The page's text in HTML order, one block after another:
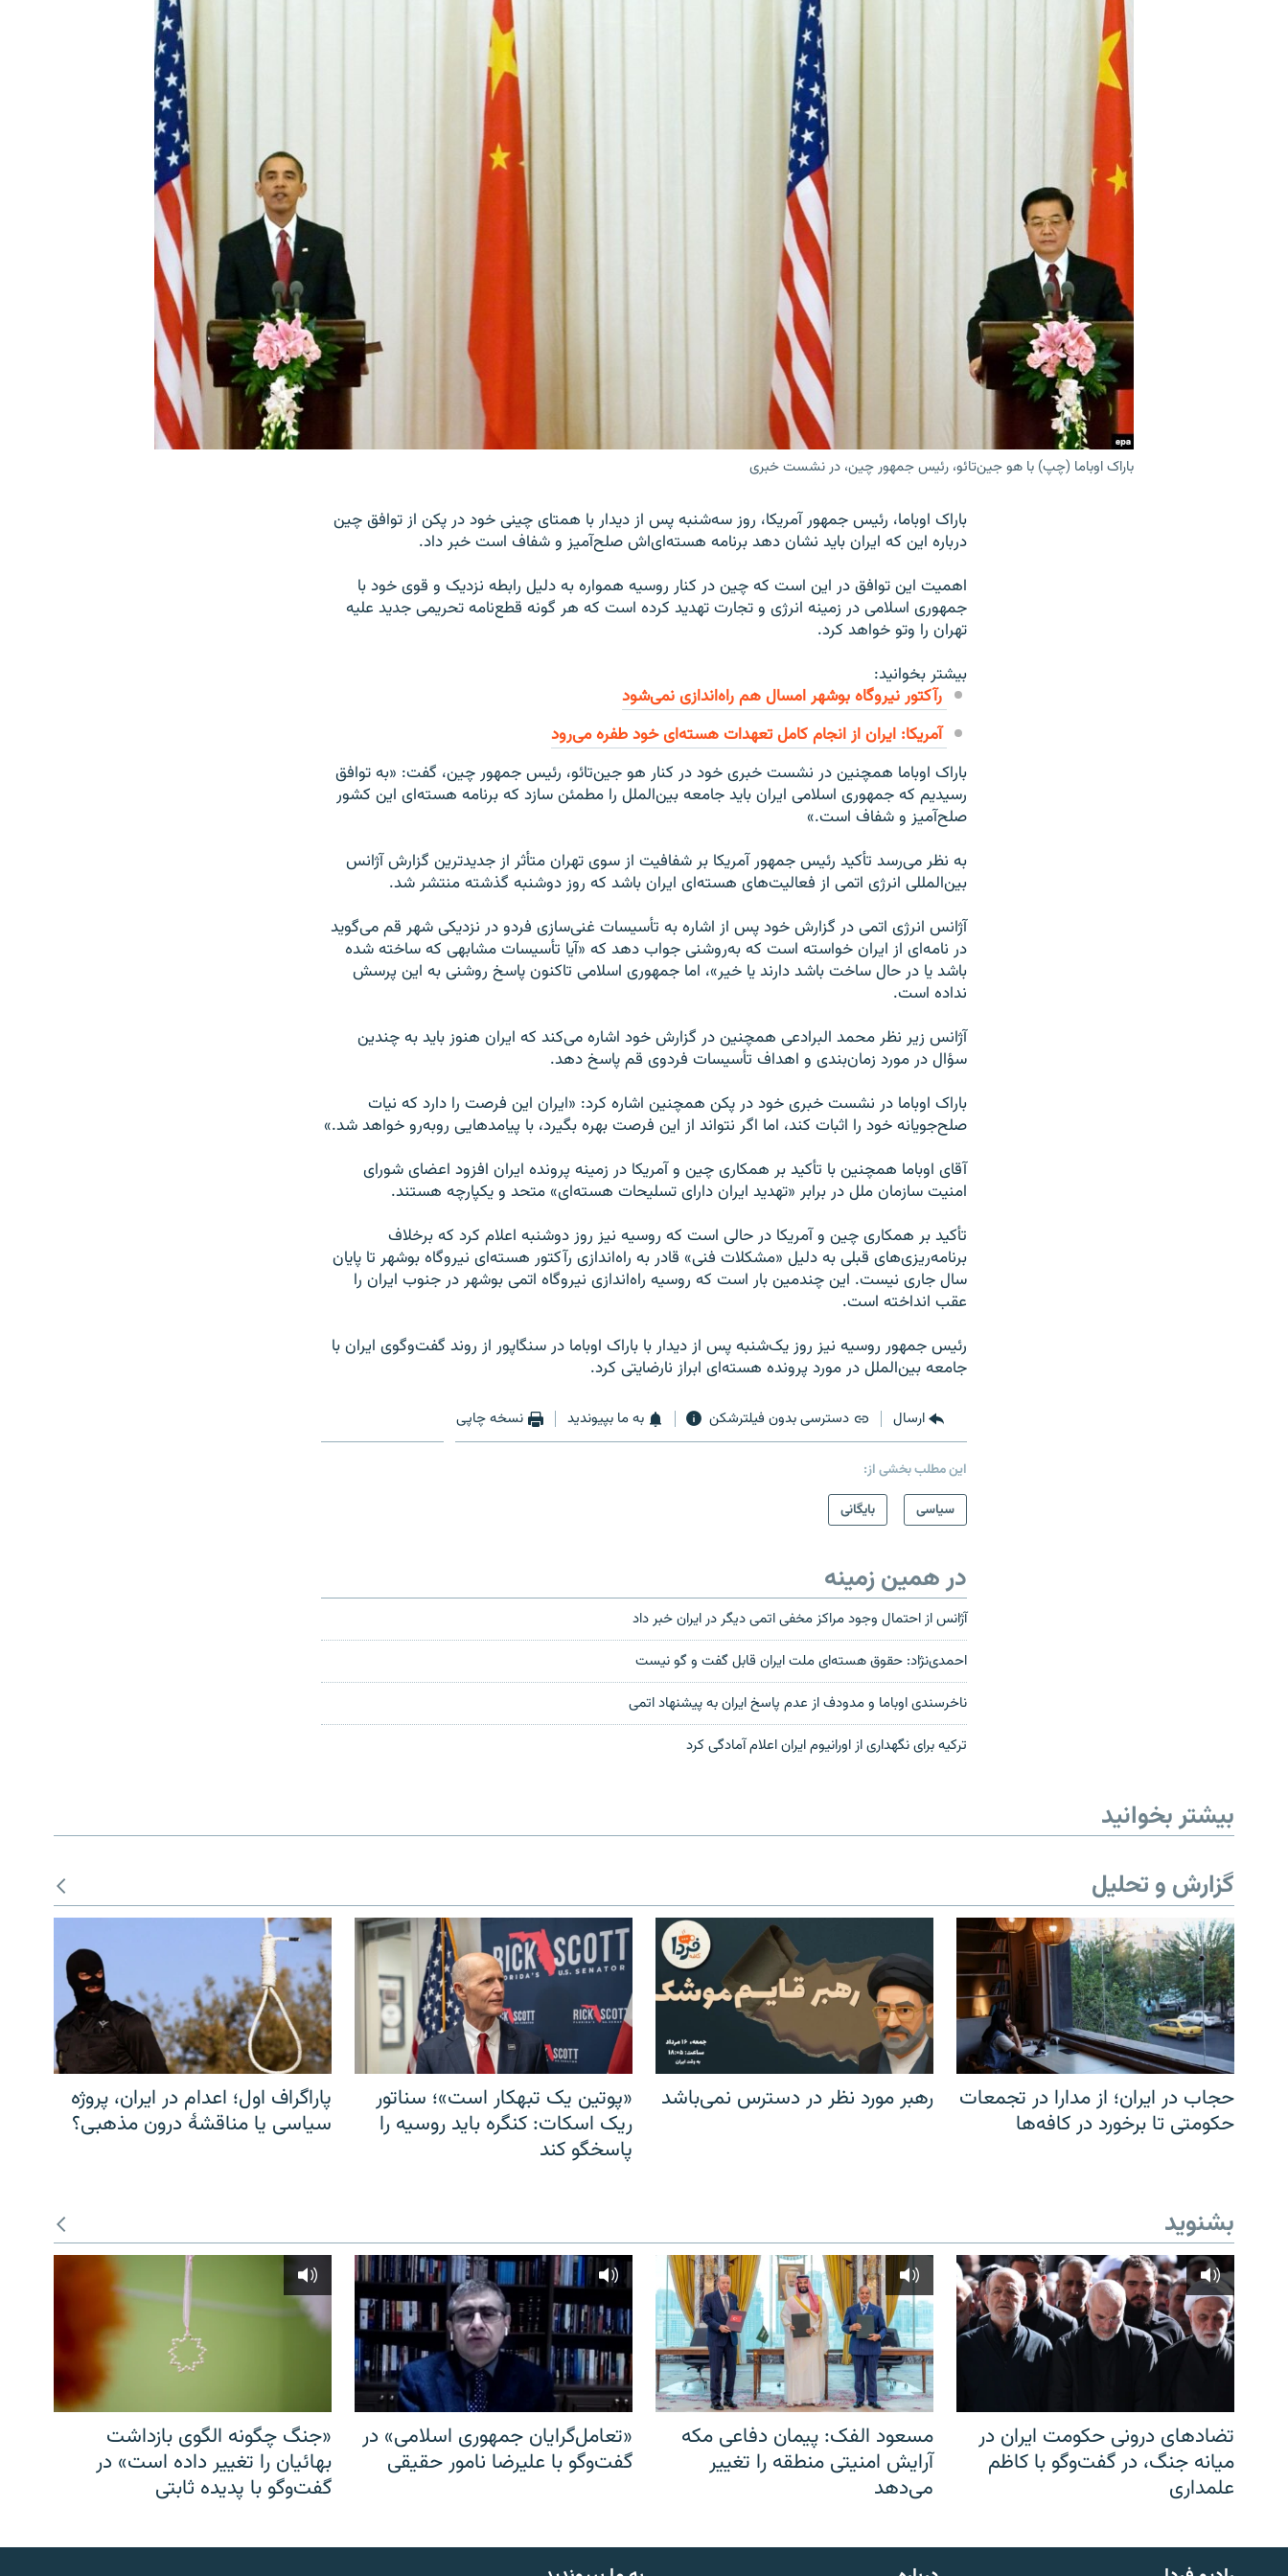
English
باراک اوباما (چپ) با هو جین‌تائو، رئیس جمهور چین، در نشست خبری
باراک اوباما، رئیس جمهور آمریکا، روز سه‌شنبه پس از دیدار با همتای چینی خود در پکن از توافق چین
درباره این که ایران باید نشان دهد برنامه هسته‌ای‌اش صلح‌آمیز و شفاف است خبر داد.
اهمیت این توافق در این است که چین در کنار روسیه همواره به دلیل رابطه نزدیک و قوی خود با
جمهوری اسلامی در زمینه انرژی و تجارت تهدید کرده است که هر گونه قطع‌نامه تحریمی جدید علیه
تهران را وتو خواهد کرد.
بیشتر بخوانید:
رآکتور نیروگاه بوشهر امسال هم راه‌اندازی نمی‌شود
آمريكا: ايران از انجام کامل تعهدات هسته‌اى خود طفره می‌رود
باراک اوباما همچنین در نشست خبری خود در کنار هو جین‌تائو، رئیس جمهور چین، گفت: «به توافق
رسیدیم که جمهوری اسلامی ایران باید جامعه بین‌الملل را مطمئن سازد که برنامه هسته‌ای این کشور
صلح‌آمیز و شفاف است.»
به نظر می‌رسد تأکید رئیس جمهور آمریکا بر شفافیت از سوی تهران متأثر از جدیدترین گزارش آژانس
بین‌المللی انرژی اتمی از فعالیت‌های هسته‌ای ایران باشد که روز دوشنبه گذشته منتشر شد.
آژانس انرژی اتمی در گزارش خود پس از اشاره به تأسیسات غنی‌سازی فردو در نزدیکی شهر قم می‌گوید
در نامه‌ای از ایران خواسته است که به‌روشنی جواب دهد که «آیا تأسیسات مشابهی که ساخته شده
باشد یا در حال ساخت باشد دارند یا خیر»، اما جمهوری اسلامی تاکنون پاسخ روشنی به این پرسش
نداده است.
آژانس زیر نظر محمد البرادعی همچنین در گزارش خود اشاره می‌کند که ایران هنوز باید به چندین
سؤال در مورد زمان‌بندی و اهداف تأسیسات فردوی قم پاسخ دهد.
باراک اوباما در نشست خبری خود در پکن همچنین اشاره کرد: «ایران این فرصت را دارد که نیات
صلح‌جویانه خود را اثبات کند، اما اگر نتواند از این فرصت بهره بگیرد، با پیامدهایی روبه‌رو خواهد شد.»
آقای اوباما همچنین با تأکید بر همکاری چین و آمریکا در زمینه پرونده ایران افزود اعضای شورای
امنیت سازمان ملل در برابر «تهدید ایران دارای تسلیحات هسته‌ای» متحد و یکپارچه هستند.
تأکید بر همکاری چین و آمریکا در حالی است که روسیه نیز روز دوشنبه اعلام کرد که برخلاف
برنامه‌ریزی‌های قبلی به دلیل «مشکلات فنی» قادر به راه‌اندازی رآکتور هسته‌ای نیروگاه بوشهر تا پایان
سال جاری نیست. این چندمین بار است که روسیه راه‌اندازی نیروگاه اتمی بوشهر در جنوب ایران را
عقب انداخته است.
رئیس جمهور روسیه نیز روز یک‌شنبه پس از دیدار با باراک اوباما در سنگاپور از روند گفت‌وگوی ایران با
جامعه بین‌الملل در مورد پرونده هسته‌ای ابراز نارضایتی کرد.
ارسال دسترسی بدون فیلترشکن به ما بپیوندید نسخه چاپی
این مطلب بخشی از:
سیاسی
بایگانی
در همین زمینه
آژانس از احتمال وجود مراكز مخفى اتمى ديگر در ايران خبر داد
احمدی‌نژاد: حقوق هسته‌ای ملت ایران قابل گفت ‌و گو نیست
ناخرسندی اوباما و مدودف از عدم پاسخ ایران به پیشنهاد اتمی
ترکیه برای نگهداری از اورانیوم ایران اعلام آمادگی کرد
بیشتر بخوانید
گزارش و تحلیل
حجاب در ایران؛ از مدارا در تجمعات
حکومتی تا برخورد در کافه‌ها
رهبر مورد نظر در دسترس نمی‌باشد
«پوتین یک تبهکار است»؛ سناتور
ریک اسکات: کنگره باید روسیه را
پاسخگو کند
پاراگراف اول؛ اعدام در ایران، پروژه
سیاسی یا مناقشهٔ درون مذهبی؟
بشنوید
تضادهای درونی حکومت ایران در
میانه جنگ، در گفت‌‌وگو با کاظم
علمداری
مسعود الفک: پیمان دفاعی مکه
آرایش امنیتی منطقه را تغییر
می‌دهد
«تعامل‌گرایان جمهوری اسلامی» در
گفت‌وگو با علیرضا نامور حقیقی
«جنگ چگونه الگوی بازداشت
بهائیان را تغییر داده است» در
گفت‌وگو با پدیده ثابتی